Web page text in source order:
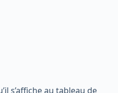
s’affiche au tableau de